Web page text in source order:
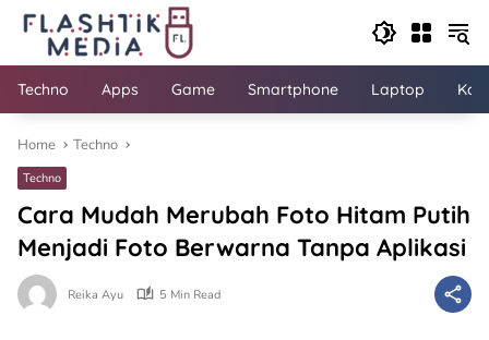
Skip
content
Techno Apps Game Smartphone Laptop
Home Techno
Techno
Cara Mudah Merubah Foto Hitam Putih
Menjadi Foto Berwarna Tanpa Aplikasi
Reika Ayu 5 Min Read